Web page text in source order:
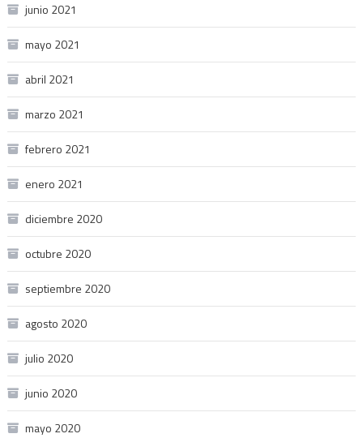
junio 2021
mayo 2021
abril 2021
marzo 2021
febrero 2021
enero 2021
diciembre 2020
octubre 2020
septiembre 2020
agosto 2020
julio 2020
junio 2020
mayo 2020